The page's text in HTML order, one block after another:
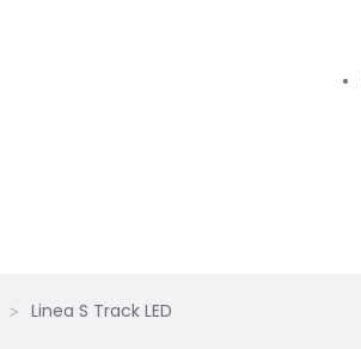
Linea S Track LED